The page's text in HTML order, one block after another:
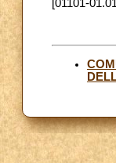
[01101-